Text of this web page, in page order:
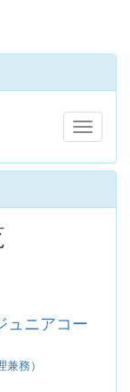
ュニアコー
務）